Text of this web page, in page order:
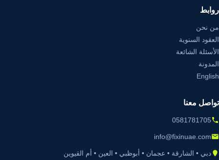
روابط
من نحن
العقود السنوية
الأسئلة الشائعة
المدونة
English
تواصل معنا
0581781705
info@fixinuae.com
دبي • الشارقة • عجمان • أبوظبي • العين • أم القيوين